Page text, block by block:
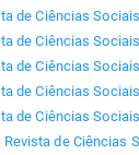
de Ciências
de Ciências
de Ciências
de Ciências
de Ciências
Revista de Ciências